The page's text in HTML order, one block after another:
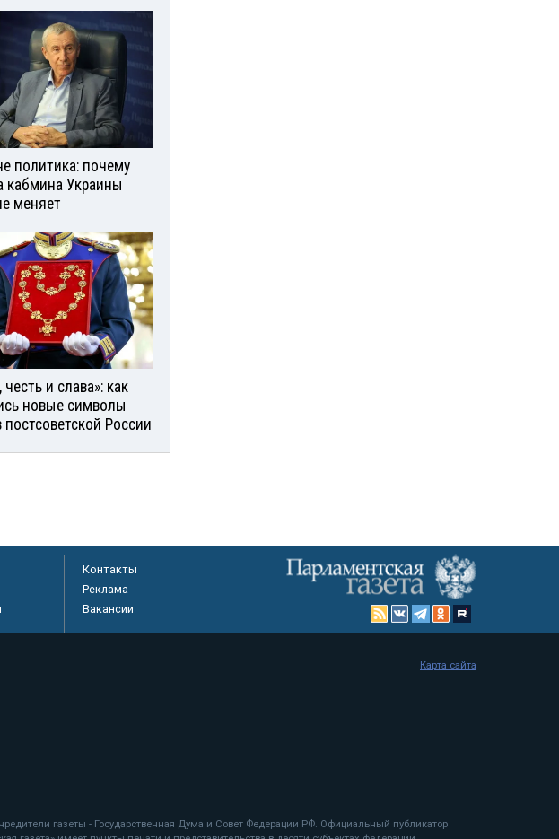
политика: почему
кабмина Украины
меняет
честь и слава»: как
новые символы
постсоветской России
Контакты
Реклама
Вакансии
газеты - Государственная Дума и Совет Федерации РФ. Официальный публикатор
Карта сайта